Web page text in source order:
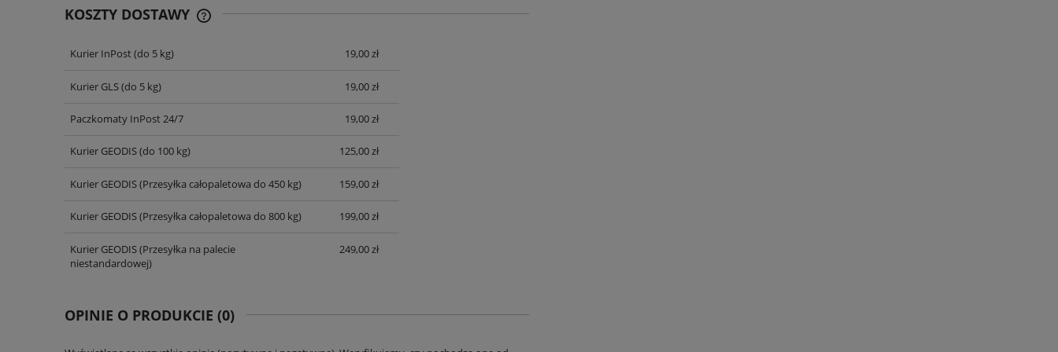
KOSZTY DOSTAWY
CENA NIE ZAWIERA EWENTUALNYCH
Kurier InPost(do 5 kg) 19,00 zł
Kurier GLS(do 5 kg) 19,00 zł
Paczkomaty InPost 24/7 19,00 zł
Kurier GEODIS(do 100 kg) 125,00 zł
Kurier GEODIS(Przesyłka całopaletowa do 450 kg) 159,00 zł
Kurier GEODIS(Przesyłka całopaletowa do 800 kg) 199,00 zł
Kurier GEODIS(Przesyłka na palecie
niestandardowej)
249,00 zł
OPINIE O PRODUKCIE (0)